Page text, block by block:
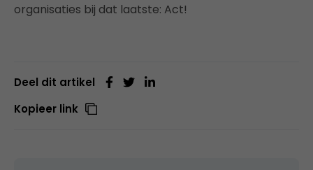
organisaties bij dat laatste: Act!
Deel dit artikel
Kopieer link